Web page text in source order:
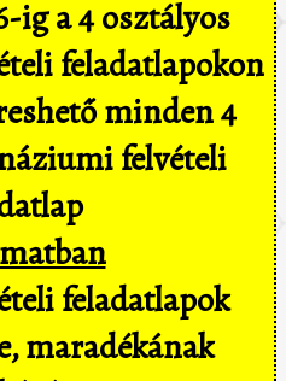
ig a 4 osztályos
feladatlapokon
minden 4
felvételi
feladatlapok
maradékának